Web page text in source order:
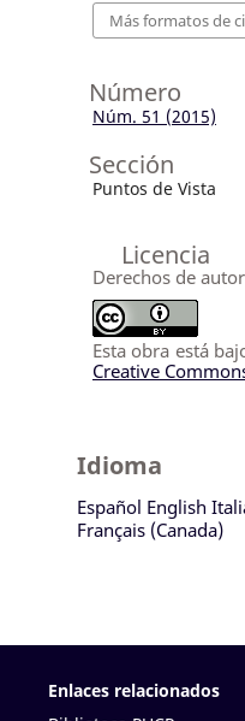
Más formatos de
Número
Núm. 51 (2015)
Sección
Puntos de Vista
Licencia
Derechos de autor
Esta obra está
Creative
Idioma
Español English
Français (Canada)
Enlaces relacionados